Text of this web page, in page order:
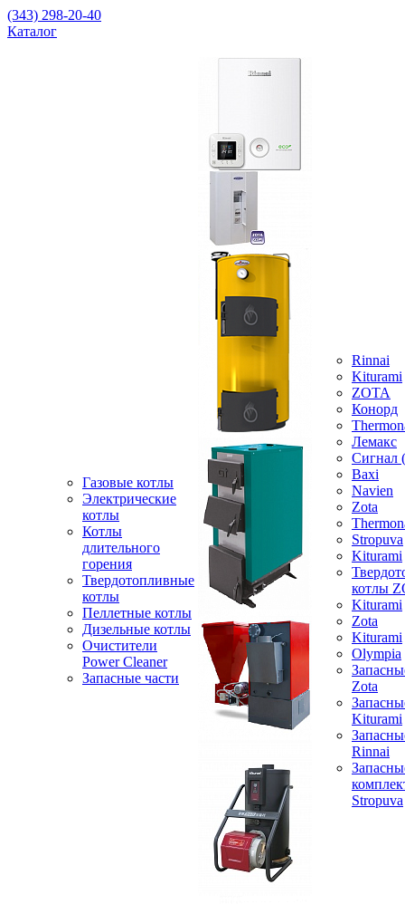
(343) 298-20-40
Каталог
Газовые котлы
Электрические
котлы
Котлы
длительного
горения
Твердотопливные
котлы
Пеллетные котлы
Дизельные котлы
Очистители
Power Cleaner
Запасные части
Rinnai
Kiturami
ZOTA
Конорд
Лемакс
Baxi
Navien
Zota
Stropuva
Kiturami
котлы
Kiturami
Zota
Kiturami
Olympia
Zota
Kiturami
Rinnai
Stropuva